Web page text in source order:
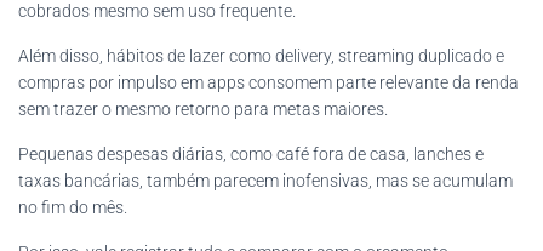
cobrados mesmo sem uso frequente.
Além disso, hábitos de lazer como delivery, streaming duplicado e
compras por impulso em apps consomem parte relevante da renda
sem trazer o mesmo retorno para metas maiores.
Pequenas despesas diárias, como café fora de casa, lanches e
taxas bancárias, também parecem inofensivas, mas se acumulam
no fim do mês.